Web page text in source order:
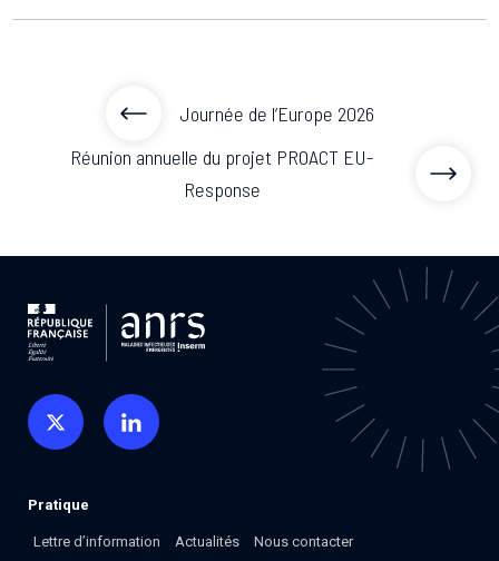
Journée de l’Europe 2026
Réunion annuelle du projet PROACT EU-
Response
Pratique
Lettre d’information Actualités Nous contacter